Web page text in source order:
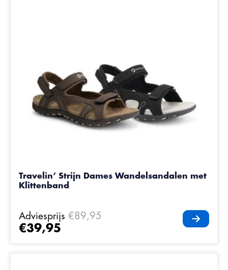
Travelin’ Strijn Dames Wandelsandalen met
Klittenband
Adviesprijs €89,95
€39,95